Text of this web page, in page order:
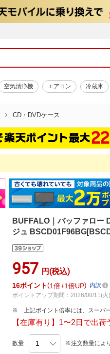
空気清浄機 エアコン 冷蔵庫
CD・DVDケース
BUFFALO｜バッファロー
ジュ
957 円(税込)
16ポイント 1倍 1倍UP
内訳
ポイントアップ期間：2026/08/11(
上記ポイント倍率には、スーパ
【在庫有り】1〜2日で出
数量 ※注文数量によ